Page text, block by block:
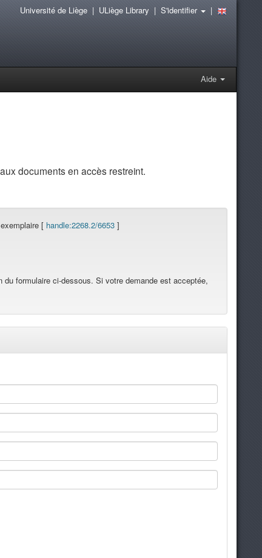
Aide
Université de Liège| ULiège Library | S'identifier |
documents en accès restreint.
[ handle:2268.2/6653 ]
formulaire ci-dessous. Si votre demande est acceptée,